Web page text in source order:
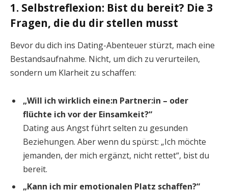
1. Selbstreflexion: Bist du bereit? Die 3
Fragen, die du dir stellen musst
Bevor du dich ins Dating-Abenteuer stürzt, mach eine
Bestandsaufnahme. Nicht, um dich zu verurteilen,
sondern um Klarheit zu schaffen:
„Will ich wirklich eine:n Partner:in – oder
flüchte ich vor der Einsamkeit?“
Dating aus Angst führt selten zu gesunden
Beziehungen. Aber wenn du spürst: „Ich möchte
jemanden, der mich ergänzt, nicht rettet“, bist du
bereit.
„Kann ich mir emotionalen Platz schaffen?“